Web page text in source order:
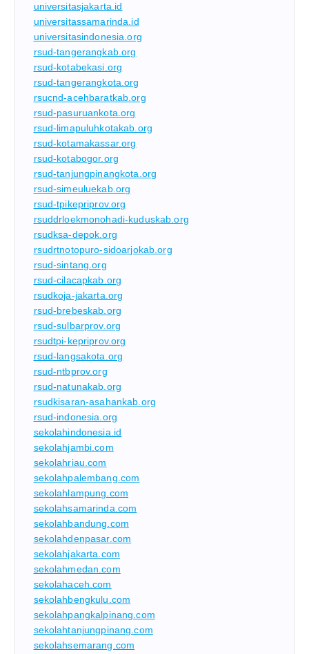
universitasjakarta.id
universitassamarinda.id
universitasindonesia.org
rsud-tangerangkab.org
rsud-kotabekasi.org
rsud-tangerangkota.org
rsucnd-acehbaratkab.org
rsud-pasuruankota.org
rsud-limapuluhkotakab.org
rsud-kotamakassar.org
rsud-kotabogor.org
rsud-tanjungpinangkota.org
rsud-simeuluekab.org
rsud-tpikepriprov.org
rsuddrloekmonohadi-kuduskab.org
rsudksa-depok.org
rsudrtnotopuro-sidoarjokab.org
rsud-sintang.org
rsud-cilacapkab.org
rsudkoja-jakarta.org
rsud-brebeskab.org
rsud-sulbarprov.org
rsudtpi-kepriprov.org
rsud-langsakota.org
rsud-ntbprov.org
rsud-natunakab.org
rsudkisaran-asahankab.org
rsud-indonesia.org
sekolahindonesia.id
sekolahjambi.com
sekolahriau.com
sekolahpalembang.com
sekolahlampung.com
sekolahsamarinda.com
sekolahbandung.com
sekolahdenpasar.com
sekolahjakarta.com
sekolahmedan.com
sekolahaceh.com
sekolahbengkulu.com
sekolahpangkalpinang.com
sekolahtanjungpinang.com
sekolahsemarang.com